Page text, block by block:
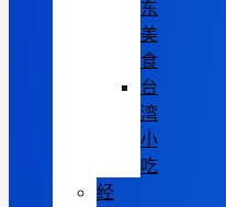
东
美
食
台
湾
小
吃
经